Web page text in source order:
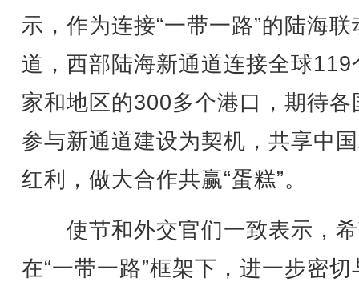
示，作为连接“一带一路”的陆海联
道，西部陆海新通道连接全球119
家和地区的300多个港口，期待各
参与新通道建设为契机，共享中
红利，做大合作共赢“蛋糕”。
使节和外交官们一致表示，
在“一带一路”框架下，进一步密切